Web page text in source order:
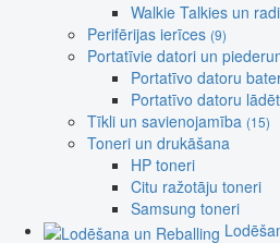
Walkie Talkies un
Perifērijas ierīces (9)
Portatīvie datori un
Portatīvo datoru
Portatīvo datoru
Tīkli un savienojamība (15)
Toneri un drukāšana
HP toneri
Citu ražotāju toneri
Samsung toneri